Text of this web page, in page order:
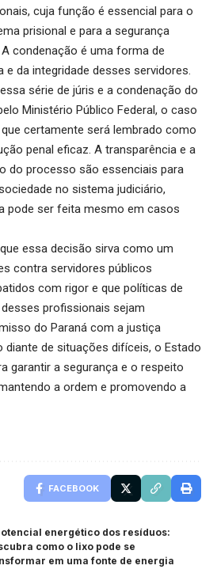
cuja função é essencial para o
prisional e para a segurança
condenação é uma forma de
e da integridade desses servidores.
série de júris e a condenação do
Ministério Público Federal, o caso
certamente será lembrado como
penal eficaz. A transparência e a
do processo são essenciais para
no sistema judiciário,
pode ser feita mesmo em casos
essa decisão sirva como um
contra servidores públicos
com rigor e que políticas de
profissionais sejam
do Paraná com a justiça
diante de situações difíceis, o Estado
garantir a segurança e o respeito
a ordem e promovendo a
FACEBOOK
energético dos resíduos:
como o lixo pode se
em uma fonte de energia